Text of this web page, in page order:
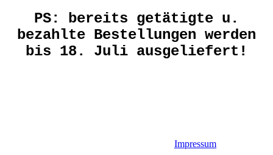
PS: bereits getätigte u.
bezahlte Bestellungen werden
bis 18. Juli ausgeliefert!
Impressum